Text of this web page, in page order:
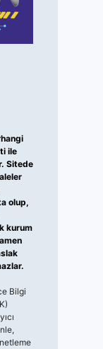
ile
Sitede
olup,
kurum
Bilgi